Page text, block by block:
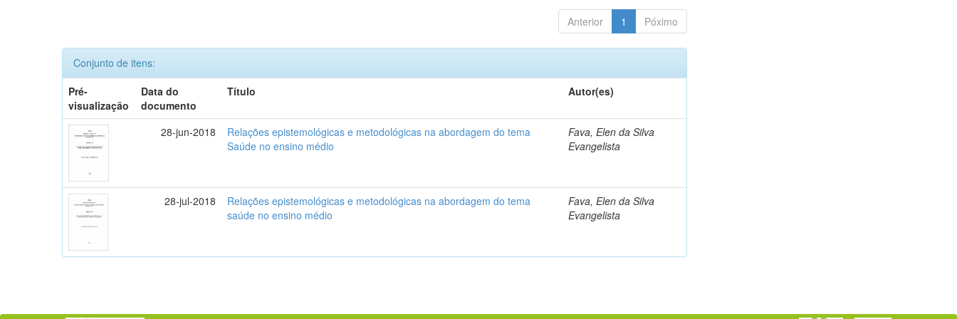
Anterior 1 Póximo
Conjunto de itens:
Pré-
visualização
Data do
documento
Título Autor(es)
28-jun-2018
Relações epistemológicas e metodológicas na abordagem do tema
Saúde no ensino médio
Fava, Elen da Silva
Evangelista
28-jul-2018
Relações epistemológicas e metodológicas na abordagem do tema
saúde no ensino médio
Fava, Elen da Silva
Evangelista